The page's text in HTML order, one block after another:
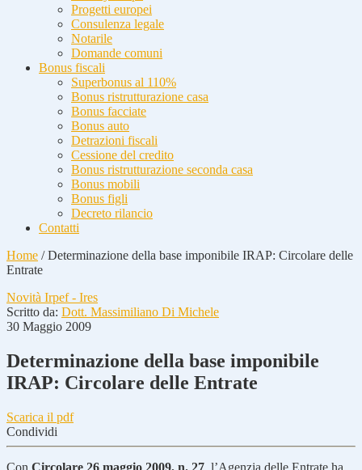
Progetti europei
Consulenza legale
Notarile
Domande comuni
Bonus fiscali
Superbonus al 110%
Bonus ristrutturazione casa
Bonus facciate
Bonus auto
Detrazioni fiscali
Cessione del credito
Bonus ristrutturazione seconda casa
Bonus mobili
Bonus figli
Decreto rilancio
Contatti
Home /Determinazione della base imponibile IRAP: Circolare delle
Entrate
Novità Irpef - Ires
Scritto da: Dott. Massimiliano Di Michele
30 Maggio 2009
Determinazione della base imponibile
IRAP: Circolare delle Entrate
Scarica il pdf
Condividi
Con Circolare 26 maggio 2009, n. 27 , l’Agenzia delle Entrate ha